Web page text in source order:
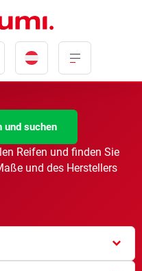
und suchen
Reifen und finden Sie
und des Herstellers